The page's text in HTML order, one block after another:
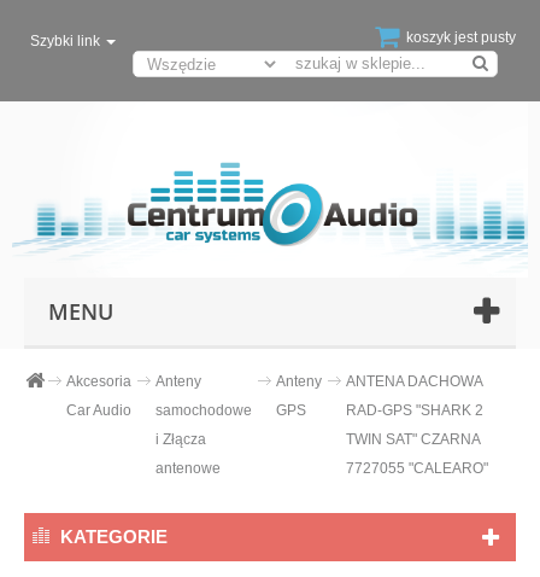
koszyk jest pusty
Szybki link
MENU
Akcesoria
Car Audio
Anteny
samochodowe
i Złącza
antenowe
Anteny
GPS
ANTENA DACHOWA
RAD-GPS "SHARK 2
TWIN SAT" CZARNA
7727055 "CALEARO"
KATEGORIE